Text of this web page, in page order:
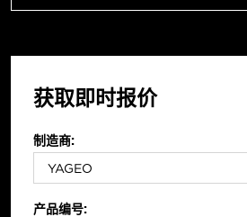
获取即时报价
制造商:
产品编号: